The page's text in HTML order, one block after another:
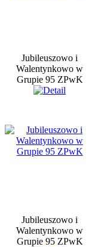
Jubileuszowo i
Walentynkowo w
Grupie 95 ZPwK
Jubileuszowo i
Walentynkowo w
Grupie 95 ZPwK